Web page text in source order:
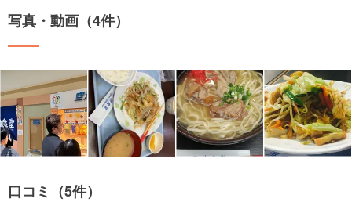
写真・動画（4件）
口コミ（5件）